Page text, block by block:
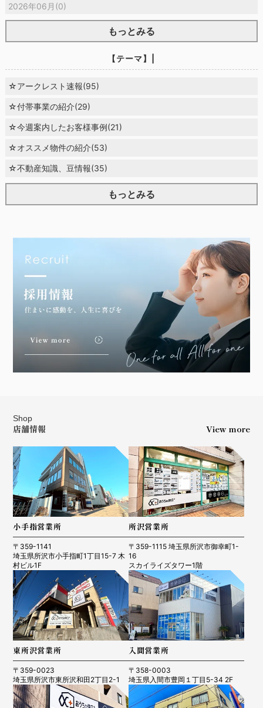
2026年06月(0)
もっとみる
【テーマ】|
☆アークレスト速報(95)
☆付帯事業の紹介(29)
☆今週案内したお客様事例(21)
☆オススメ物件の紹介(53)
☆不動産知識、豆情報(35)
もっとみる
Shop
店舗情報 View more
小手指営業所
〒359-1141
埼玉県所沢市小手指町1丁目15-7 木
村ビル1F
所沢営業所
〒359-1115 埼玉県所沢市御幸町1-
16
スカイライズタワー1階
東所沢営業所
〒359-0023
埼玉県所沢市東所沢和田2丁目2-1
入間営業所
〒358-0003
埼玉県入間市豊岡１丁目5-34 2F